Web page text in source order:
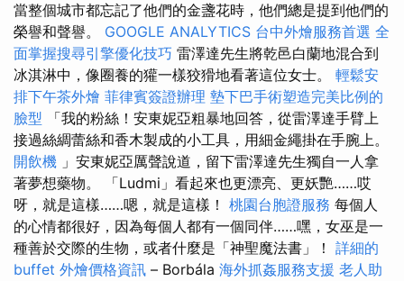
當整個城市都忘記了他們的金盞花時，他們總是提到他們的
榮譽和聲譽。 GOOGLE ANALYTICS 台中外燴服務首選 全
面掌握搜尋引擎優化技巧 雷澤達先生將乾邑白蘭地混合到
冰淇淋中，像圈養的獾一樣狡猾地看著這位女士。 輕鬆安
排下午茶外燴 菲律賓簽證辦理 墊下巴手術塑造完美比例的
臉型 「我的粉絲！安東妮亞粗暴地​​回答，從雷澤達手臂上
接過絲綢蕾絲和香木製成的小工具，用細金繩掛在手腕上。
開飲機 」安東妮亞厲聲說道，留下雷澤達先生獨自一人拿
著夢想藥物。 「Ludmi」看起來也更漂亮、更妖艷……哎
呀，就是這樣……嗯，就是這樣！ 桃園台胞證服務 每個人
的心情都很好，因為每個人都有一個同伴……嘿，女巫是一
種善於交際的生物，或者什麼是「神聖魔法書」！ 詳細的
buffet 外燴價格資訊 – Borbála 海外抓姦服務支援 老人助